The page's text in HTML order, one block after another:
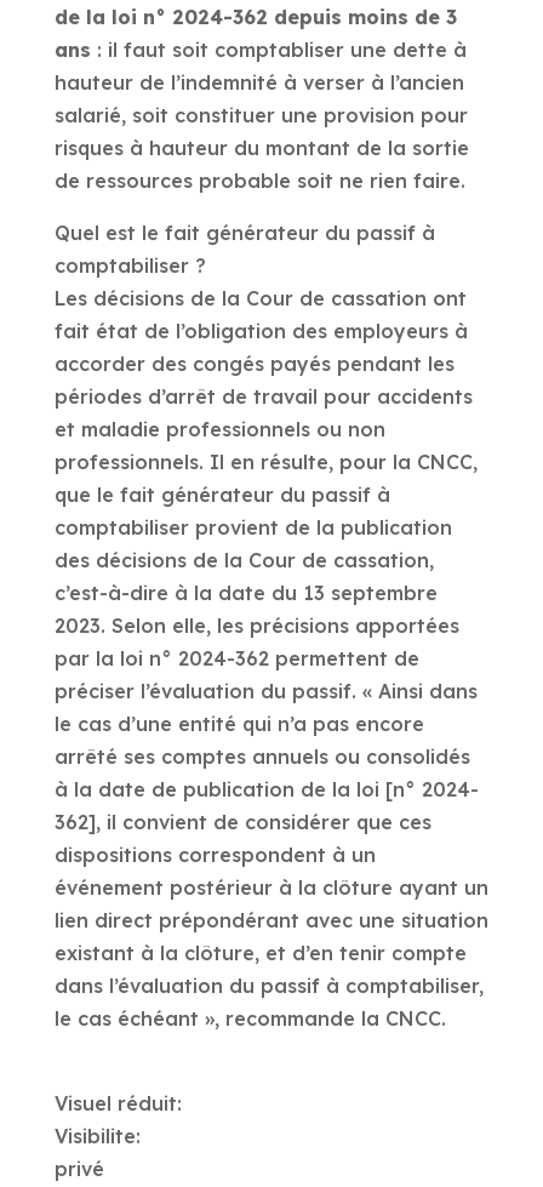
de la loi n° 2024-362 depuis moins de 3
ans : il faut soit comptabliser une dette à
hauteur de l’indemnité à verser à l’ancien
salarié, soit constituer une provision pour
risques à hauteur du montant de la sortie
de ressources probable soit ne rien faire.
Quel est le fait générateur du passif à
comptabiliser ?
Les décisions de la Cour de cassation ont
fait état de l’obligation des employeurs à
accorder des congés payés pendant les
périodes d’arrêt de travail pour accidents
et maladie professionnels ou non
professionnels. Il en résulte, pour la CNCC,
que le fait générateur du passif à
comptabiliser provient de la publication
des décisions de la Cour de cassation,
c’est-à-dire à la date du 13 septembre
2023. Selon elle, les précisions apportées
par la loi n° 2024-362 permettent de
préciser l’évaluation du passif. « Ainsi dans
le cas d’une entité qui n’a pas encore
arrêté ses comptes annuels ou consolidés
à la date de publication de la loi [n° 2024-
362], il convient de considérer que ces
dispositions correspondent à un
événement postérieur à la clôture ayant un
lien direct prépondérant avec une situation
existant à la clôture, et d’en tenir compte
dans l’évaluation du passif à comptabiliser,
le cas échéant », recommande la CNCC.
Visuel réduit:
Visibilite:
privé